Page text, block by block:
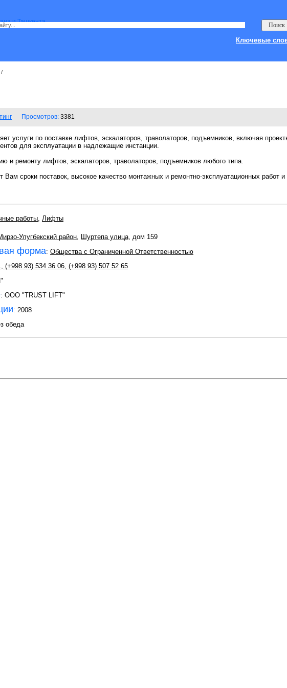
Ключевые
/
Просмотров: 3381
услуги по поставке лифтов, эскалаторов, траволаторов, подъемников, включая
для эксплуатации в надлежащие инстанции.
и ремонту лифтов, эскалаторов, траволаторов, подъемников любого типа.
Вам сроки поставок, высокое качество монтажных и ремонтно-эксплуатационных работ
работы, Лифты
Улугбекский район, Шуртепа улица, дом 159
форма: Общества с Ограниченной Ответственностью
, (+998 93) 534 36 06, (+998 93) 507 52 65
: OOO "TRUST LIFT"
: 2008
обеда